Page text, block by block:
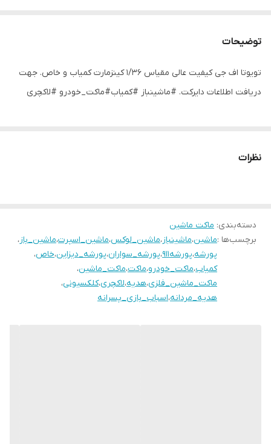
توضیحات
تویوتا اف جی کیفیت عالی مقیاس ۱/۳۶ کینزمارت کمیاب و خاص. جهت
دریافت اطلاعات دایرکت. #ماشینباز #کمیاب#ماکت_خودرو #لاکچری
نظرات
دسته‌بندی: ماکت ماشین
برچسب‌ها :ماشین،ماشینباز،ماشین_لوکس،ماشین_اسپرت،ماشین_باز،
پورشه،پورشه۹۱۱ ،پورشه_سواران،پورشه_ديزاين،خاص،
کمیاب،ماکت_خودرو،ماکت،ماکت_ماشین،
ماکت_ماشین_فلزی،هدیه،لاکچری،کلکسیونی،
هدیه_مردانه،اسباب_بازی_پسرانه